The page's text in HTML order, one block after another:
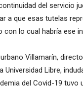
del servicio
a que esas tutelas
con lo cual habría ese
Villamarín,
Universidad Libre,
del Covid-19 tuvo